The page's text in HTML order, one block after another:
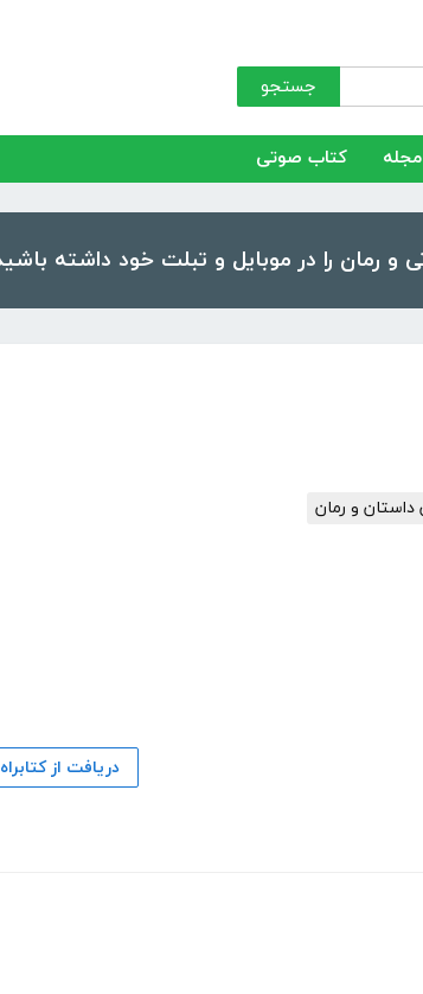
جستجو
مجله کتاب صوتی
و رمان
دریافت از کتابراه